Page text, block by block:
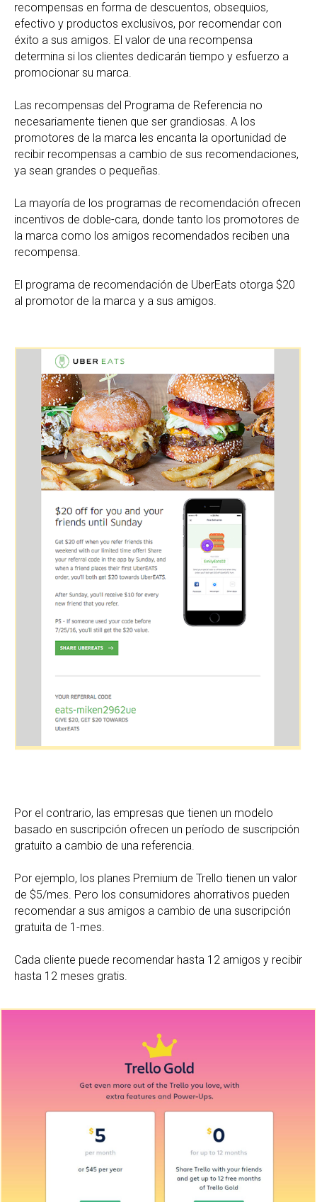
recompensas en forma de descuentos, obsequios,
efectivo y productos exclusivos, por recomendar con
éxito a sus amigos. El valor de una recompensa
determina si los clientes dedicarán tiempo y esfuerzo a
promocionar su marca.
Las recompensas del Programa de Referencia no
necesariamente tienen que ser grandiosas. A los
promotores de la marca les encanta la oportunidad de
recibir recompensas a cambio de sus recomendaciones,
ya sean grandes o pequeñas.
La mayoría de los programas de recomendación ofrecen
incentivos de doble-cara, donde tanto los promotores de
la marca como los amigos recomendados reciben una
recompensa.
El programa de recomendación de UberEats otorga $20
al promotor de la marca y a sus amigos.
Por el contrario, las empresas que tienen un modelo
basado en suscripción ofrecen un período de suscripción
gratuito a cambio de una referencia.
Por ejemplo, los planes Premium de Trello tienen un valor
de $5/mes. Pero los consumidores ahorrativos pueden
recomendar a sus amigos a cambio de una suscripción
gratuita de 1-mes.
Cada cliente puede recomendar hasta 12 amigos y recibir
hasta 12 meses gratis.